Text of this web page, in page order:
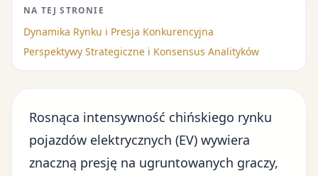
NA TEJ STRONIE
Dynamika Rynku i Presja Konkurencyjna
Perspektywy Strategiczne i Konsensus Analityków
Rosnąca intensywność chińskiego rynku
pojazdów elektrycznych (EV) wywiera
znaczną presję na ugruntowanych graczy,